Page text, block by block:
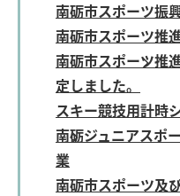
南砺市スポーツ振
南砺市スポーツ推
南砺市スポーツ推
定しました。
スキー競技用計時
南砺ジュニアスポ
業
南砺市スポーツ及